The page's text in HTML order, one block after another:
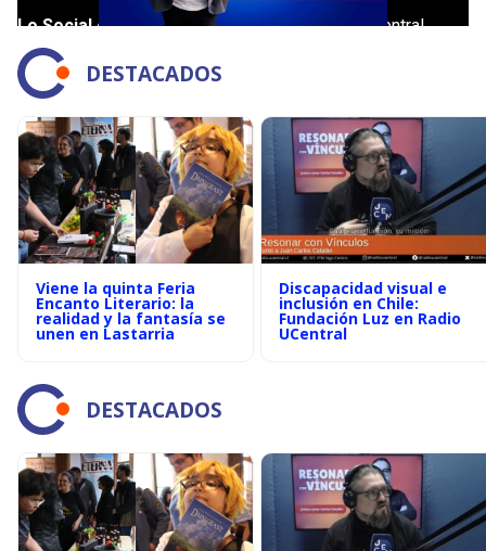
DESTACADOS
Viene la quinta Feria
Encanto Literario: la
realidad y la fantasía se
unen en Lastarria
Discapacidad visual e
inclusión en Chile:
Fundación Luz en Radio
UCentral
DESTACADOS